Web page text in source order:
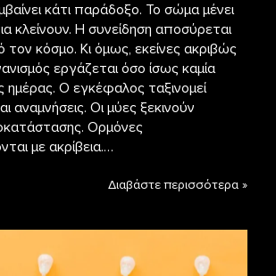
κάτι παράδοξο. Το σώμα μένει
κλείνουν. Η συνείδηση αποσύρεται
κόσμο. Κι όμως, εκείνες ακριβώς
εργάζεται όσο ίσως καμία
ημέρας. Ο εγκέφαλος ταξινομεί
αναμνήσεις. Οι μύες ξεκινούν
Ορμόνες
με ακρίβεια.…
Διαβάστε περισσότερα »